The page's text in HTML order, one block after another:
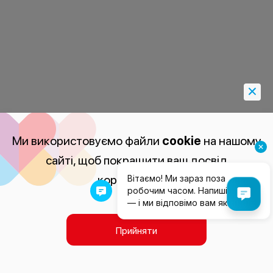
Ми використовуємо файли cookie на нашому
сайті, щоб покращити ваш досвід
користування.
Прийняти